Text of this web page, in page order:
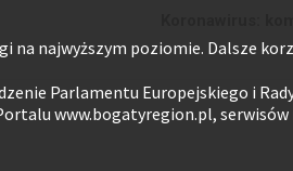
na najwyższym poziomie. Dalsze
Parlamentu Europejskiego i
www.bogatyregion.pl,